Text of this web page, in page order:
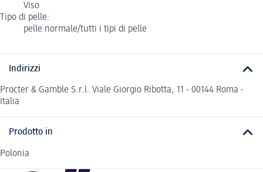
Viso
Tipo di pelle:
pelle normale/tutti i tipi di pelle
Indirizzi
Procter & Gamble S.r.l. Viale Giorgio Ribotta, 11 - 00144 Roma -
Italia
Prodotto in
Polonia